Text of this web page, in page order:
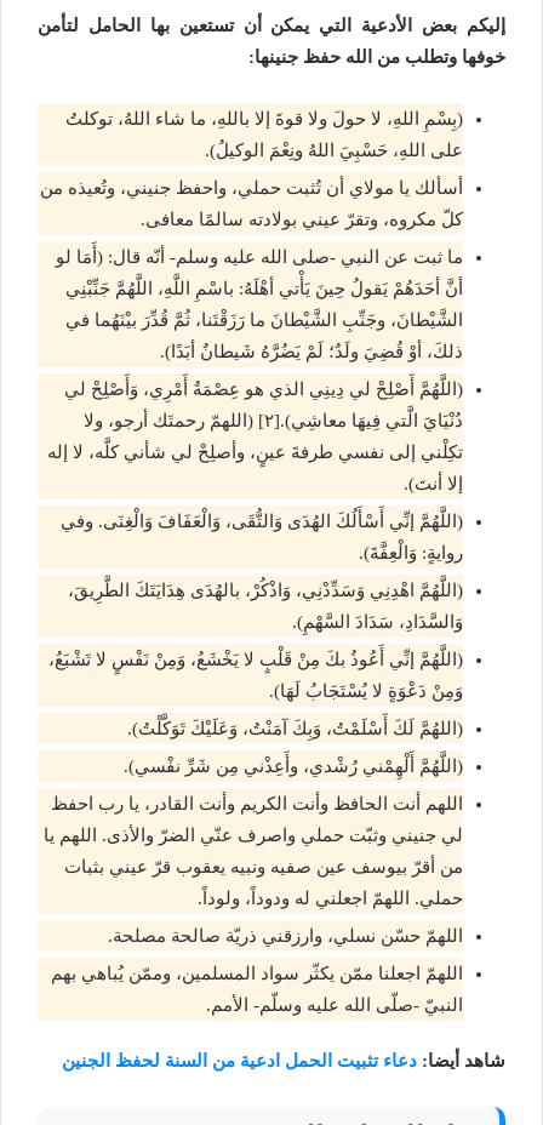
إليكم بعض الأدعية التي يمكن أن تستعين بها الحامل لتأمن
خوفها وتطلب من الله حفظ جنينها:
(بِسْمِ اللهِ، لا حولَ ولا قوةَ إلا باللهِ، ما شاء اللهُ، توكلتُ
على اللهِ، حَسْبِيَ اللهُ ونِعْمَ الوكيلُ).
أسألك يا مولاي أن تُثبت حملي، واحفظ جنيني، وتُعيذه من
كلّ مكروه، وتقرّ عيني بولادته سالمًا معافى.
ما ثبت عن النبي -صلى الله عليه وسلم- أنّه قال: (أَمَا لو
أنَّ أحَدَهُمْ يَقولُ حِينَ يَأْتي أهْلَهُ: باسْمِ اللَّهِ، اللَّهُمَّ جَنِّبْنِي
الشَّيْطانَ، وجَنِّبِ الشَّيْطانَ ما رَزَقْتَنا، ثُمَّ قُدِّرَ بيْنَهُما في
ذلكَ، أوْ قُضِيَ ولَدٌ؛ لَمْ يَضُرَّهُ شَيطانٌ أبَدًا).
(اللَّهُمَّ أَصْلِحْ لي دِينِي الذي هو عِصْمَةُ أَمْرِي، وَأَصْلِحْ لي
دُنْيَايَ الَّتي فِيهَا معاشِي).[٢] (اللهمّ رحمتَك أرجو، ولا
تكِلْني إلى نفسي طرفةَ عينٍ، وأصلِحْ لي شأني كلَّه، لا إله
إلا أنتَ).
(اللَّهُمَّ إنِّي أَسْأَلُكَ الهُدَى وَالتُّقَى، وَالْعَفَافَ وَالْغِنَى. وفي
روايةٍ: وَالْعِفَّةَ).
(اللَّهُمَّ اهْدِنِي وَسَدِّدْنِي، وَاذْكُرْ، بالهُدَى هِدَايَتَكَ الطَّرِيقَ،
وَالسَّدَادِ، سَدَادَ السَّهْمِ).
(اللَّهُمَّ إنِّي أَعُوذُ بكَ مِنْ قَلْبٍ لا يَخْشَعُ، وَمِنْ نَفْسٍ لا تَشْبَعُ،
وَمِنْ دَعْوَةٍ لا يُسْتَجَابُ لَهَا).
(اللهُمَّ لَكَ أَسْلَمْتُ، وَبِكَ آمَنْتُ، وَعَلَيْكَ تَوَكَّلْتُ).
(اللَّهُمَّ أَلْهِمْني رُشْدي، وأَعِذْني مِن شَرِّ نفْسي).
اللهم أنت الحافظ وأنت الكريم وأنت القادر، يا رب احفظ
لي جنيني وثبّت حملي واصرف عنّي الضرّ والأذى. اللهم يا
من أقرّ بيوسف عين صفيه ونبيه يعقوب قرّ عيني بثبات
حملي. اللهمّ اجعلني له ودوداً، ولوداً.
اللهمّ حسّن نسلي، وارزقني ذريّة صالحة مصلحة.
اللهمّ اجعلنا ممّن يكثّر سواد المسلمين، وممّن يُباهي بهم
النبيّ -صلّى الله عليه وسلّم- الأمم.
شاهد أيضا: دعاء تثبيت الحمل ادعية من السنة لحفظ الجنين